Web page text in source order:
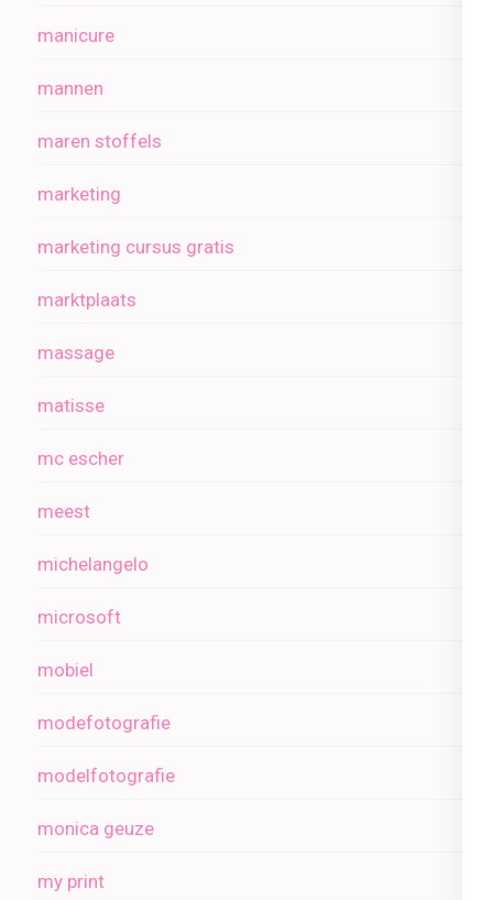
manicure
mannen
maren stoffels
marketing
marketing cursus gratis
marktplaats
massage
matisse
mc escher
meest
michelangelo
microsoft
mobiel
modefotografie
modelfotografie
monica geuze
my print